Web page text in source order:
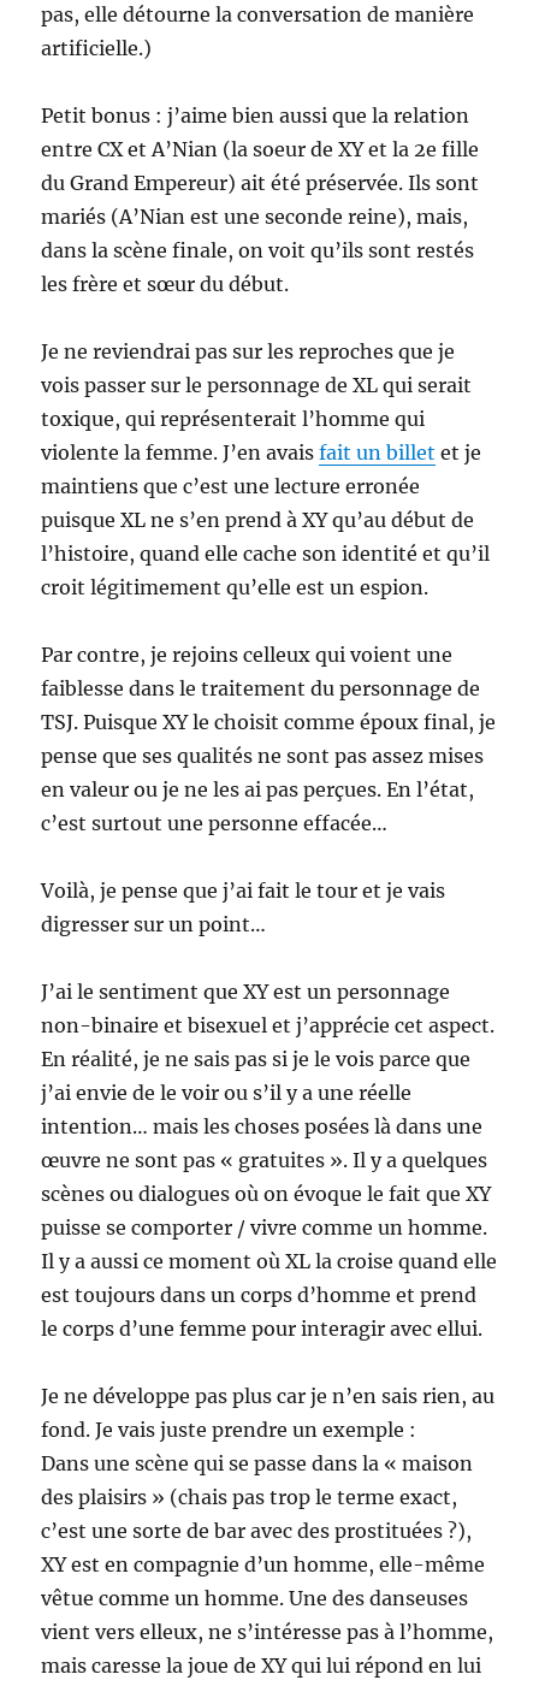
pas, elle détourne la conversation de manière
artificielle.)
Petit bonus : j’aime bien aussi que la relation
entre CX et A’Nian (la soeur de XY et la 2e fille
du Grand Empereur) ait été préservée. Ils sont
mariés (A’Nian est une seconde reine), mais,
dans la scène finale, on voit qu’ils sont restés
les frère et sœur du début.
Je ne reviendrai pas sur les reproches que je
vois passer sur le personnage de XL qui serait
toxique, qui représenterait l’homme qui
violente la femme. J’en avaisfait un billet et je
maintiens que c’est une lecture erronée
puisque XL ne s’en prend à XY qu’au début de
l’histoire, quand elle cache son identité et qu’il
croit légitimement qu’elle est un espion.
Par contre, je rejoins celleux qui voient une
faiblesse dans le traitement du personnage de
TSJ. Puisque XY le choisit comme époux final, je
pense que ses qualités ne sont pas assez mises
en valeur ou je ne les ai pas perçues. En l’état,
c’est surtout une personne effacée…
Voilà, je pense que j’ai fait le tour et je vais
digresser sur un point…
J’ai le sentiment que XY est un personnage
non-binaire et bisexuel et j’apprécie cet aspect.
En réalité, je ne sais pas si je le vois parce que
j’ai envie de le voir ou s’il y a une réelle
intention… mais les choses posées là dans une
œuvre ne sont pas « gratuites ». Il y a quelques
scènes ou dialogues où on évoque le fait que XY
puisse se comporter / vivre comme un homme.
Il y a aussi ce moment où XL la croise quand elle
est toujours dans un corps d’homme et prend
le corps d’une femme pour interagir avec ellui.
Je ne développe pas plus car je n’en sais rien, au
fond. Je vais juste prendre un exemple :
Dans une scène qui se passe dans la « maison
des plaisirs » (chais pas trop le terme exact,
c’est une sorte de bar avec des prostituées ?),
XY est en compagnie d’un homme, elle-même
vêtue comme un homme. Une des danseuses
vient vers elleux, ne s’intéresse pas à l’homme,
mais caresse la joue de XY qui lui répond en lui